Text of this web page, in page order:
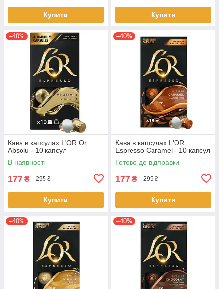
Купити Купити
–40%
Кава в капсулах L'OR Or
Absolu - 10 капсул
В наявності
177 ₴ 295 ₴
Купити
–40%
Кава в капсулах L'OR
Espresso Caramel - 10 капсул
Готово до відправки
177 ₴ 295 ₴
Купити
–40% –40%